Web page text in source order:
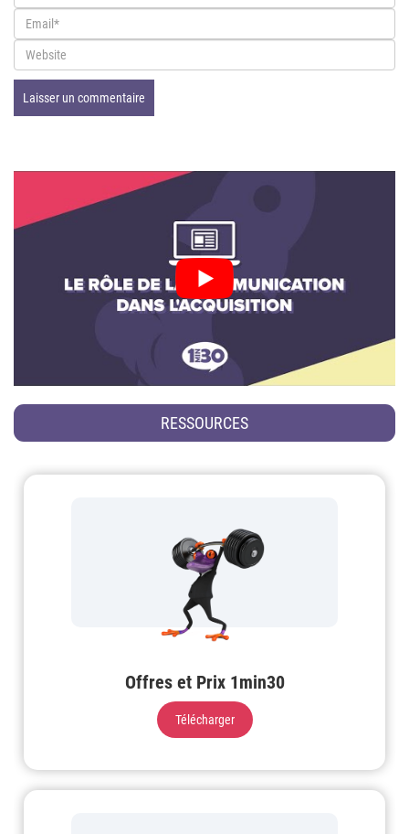
RESSOURCES
Offres et Prix 1min30
Télécharger